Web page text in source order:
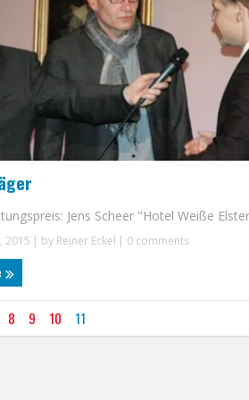
Jens Scheer "Hotel Weiße
2015 | by Reiner Eckel | 0 comments
8 9 10 11